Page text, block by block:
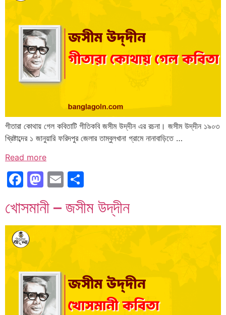
গীতারা কোথায় গেল কবিতাটি গীতিকবি জসীম উদ্‌দীন এর রচনা। জসীম উদ্‌দীন ১৯০৩
খ্রিষ্টাব্দের ১ জানুয়ারি ফরিদপুর জেলার তাম্বুলখানা গ্রামে নানাবাড়িতে …
Read more
Facebook
Mastodon
Email
খোসমানী – জসীম উদ্‌দীন